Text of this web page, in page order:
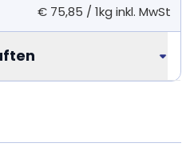
€ 75,85 / 1kg inkl. MwSt